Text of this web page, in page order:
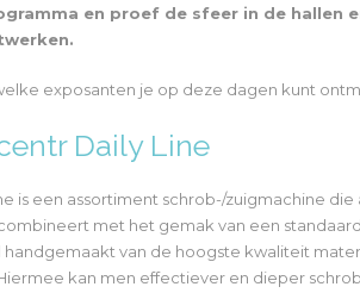
en proef de sfeer in de hallen
exposanten je op deze dagen kunt
Daily Line
is een assortiment schrob-/zuigmachine
met het gemak van een
handgemaakt van de hoogste kwaliteit
kan men effectiever en dieper